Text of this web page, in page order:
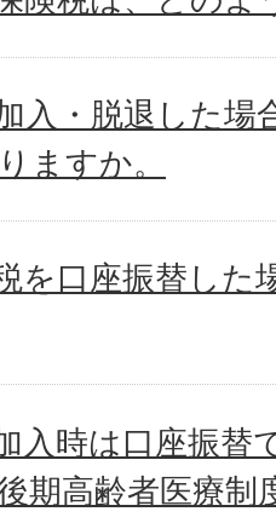
入・脱退した場
ますか。
を口座振替した
入時は口座振替
期高齢者医療制